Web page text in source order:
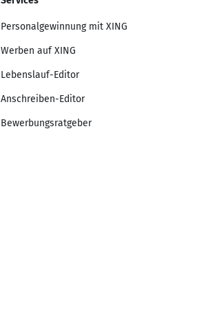
Personalgewinnung mit XING
Werben auf XING
Lebenslauf-Editor
Anschreiben-Editor
Bewerbungsratgeber